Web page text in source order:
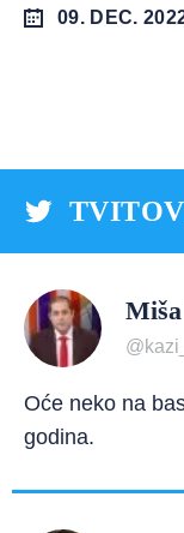
09. DEC.
Oće neko na
godina.